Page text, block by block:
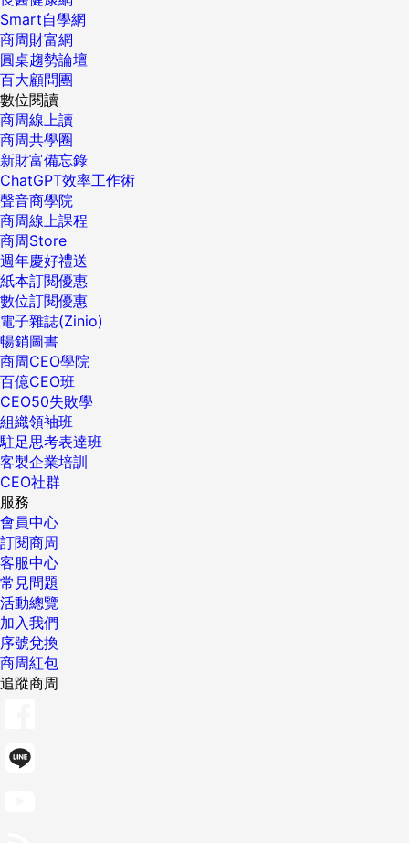
Smart自學網
商周財富網
圓桌趨勢論壇
百大顧問團
數位閱讀
商周線上讀
商周共學圈
新財富備忘錄
ChatGPT效率工作術
聲音商學院
商周線上課程
商周Store
週年慶好禮送
紙本訂閱優惠
數位訂閱優惠
電子雜誌(Zinio)
暢銷圖書
商周CEO學院
百億CEO班
CEO50失敗學
組織領袖班
駐足思考表達班
客製企業培訓
CEO社群
服務
會員中心
訂閱商周
客服中心
常見問題
活動總覽
加入我們
序號兌換
商周紅包
追蹤商周